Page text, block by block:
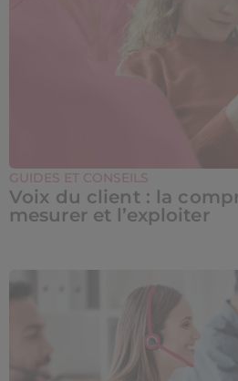
GUIDES ET CONSEILS
Voix du client : la
mesurer et l’exploiter